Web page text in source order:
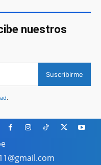
nuestros
Suscribirme
.